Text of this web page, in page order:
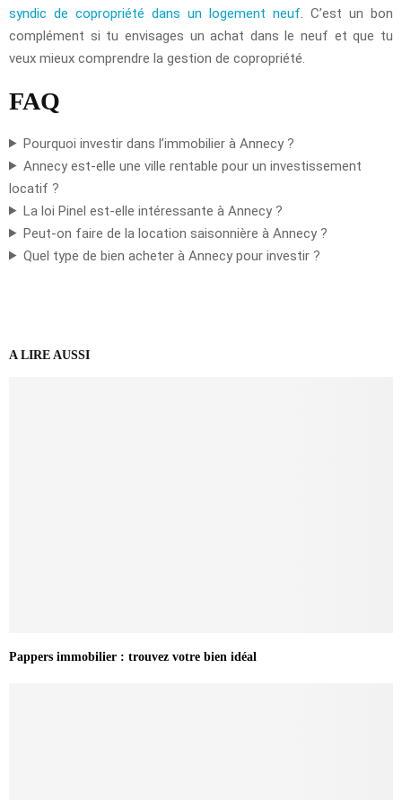
syndic de copropriété dans un logement neuf . C’est un bon
complément si tu envisages un achat dans le neuf et que tu
veux mieux comprendre la gestion de copropriété.
FAQ
Pourquoi investir dans l’immobilier à Annecy ?
Annecy est-elle une ville rentable pour un investissement
locatif ?
La loi Pinel est-elle intéressante à Annecy ?
Peut-on faire de la location saisonnière à Annecy ?
Quel type de bien acheter à Annecy pour investir ?
A LIRE AUSSI
Pappers immobilier : trouvez votre bien idéal